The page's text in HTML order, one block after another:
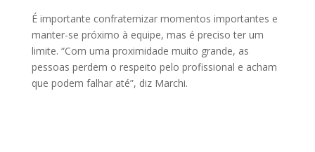
É importante confraternizar momentos importantes e
manter-se próximo à equipe, mas é preciso ter um
limite. “Com uma proximidade muito grande, as
pessoas perdem o respeito pelo profissional e acham
que podem falhar até”, diz Marchi.